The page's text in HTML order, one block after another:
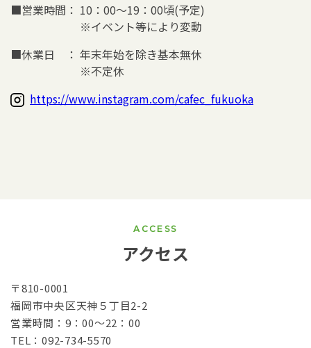
■営業時間： 10：00～19：00頃(予定)
※イベント等により変動
■休業日 ： 年末年始を除き基本無休
※不定休
https://www.instagram.com/cafec_fukuoka
ACCESS
アクセス
〒810-0001
福岡市中央区天神５丁目2-2
営業時間：9：00～22：00
TEL：092-734-5570